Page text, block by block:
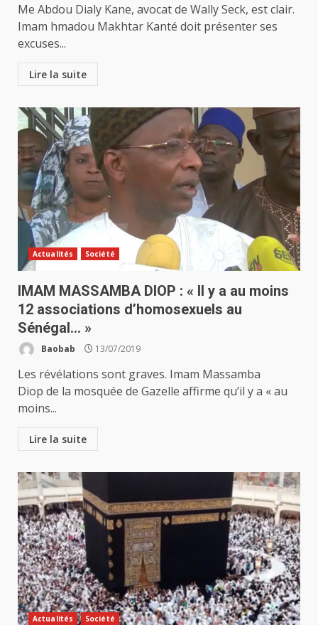
Me Abdou Dialy Kane, avocat de Wally Seck, est clair.
Imam hmadou Makhtar Kanté doit présenter ses
excuses...
Lire la suite
Actualités Société
IMAM MASSAMBA DIOP : « Il y a au moins
12 associations d’homosexuels au
Sénégal… »
Baobab 13/07/2019
Les révélations sont graves. Imam Massamba
Diop de la mosquée de Gazelle affirme qu’il y a « au
moins...
Lire la suite
Actualités Société